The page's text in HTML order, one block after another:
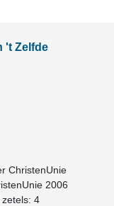
't Zelfde
ChristenUnie
2006
zetels: 4